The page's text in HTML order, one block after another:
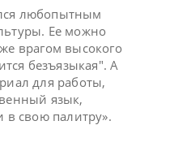
любопытным
Ее можно
врагом высокого
безъязыкая". А
для работы,
язык,
в свою палитру».